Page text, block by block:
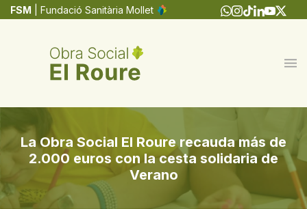
Pasar
FSM | Fundació Sanitària Mollet
La Obra Social El Roure recauda más de
2.000 euros con la cesta solidaria de
Verano